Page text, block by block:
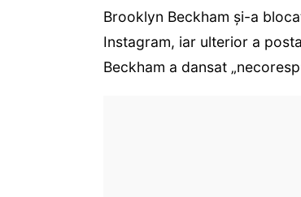
Brooklyn Beckham și-a
Instagram, iar ulterior a
Beckham a dansat